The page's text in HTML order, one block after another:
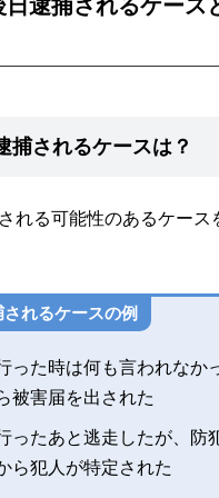
逮捕されるケース
捕されるケースは？
れる可能性のあるケース
れるケースの例
った時は何も言われなか
被害届を出された
ったあと逃走したが、防
ら犯人が特定された